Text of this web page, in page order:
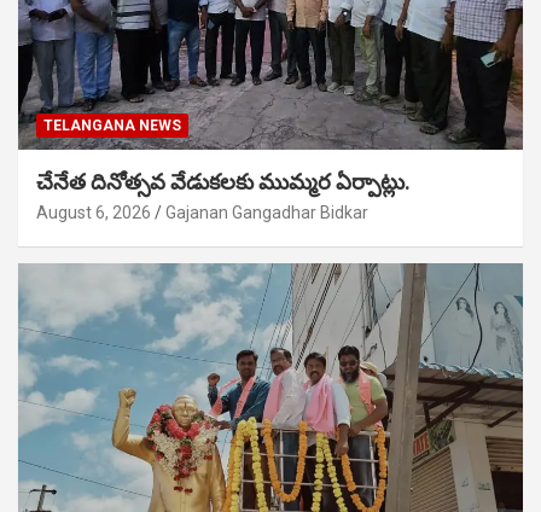
TELANGANA NEWS
చేనేత దినోత్సవ వేడుకలకు ముమ్మర ఏర్పాట్లు.
August 6, 2026 Gajanan Gangadhar Bidkar